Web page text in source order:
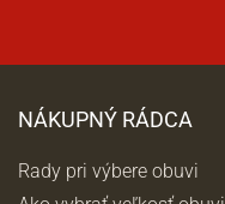
NÁKUPNÝ RÁDCA
Rady pri výbere obuvi